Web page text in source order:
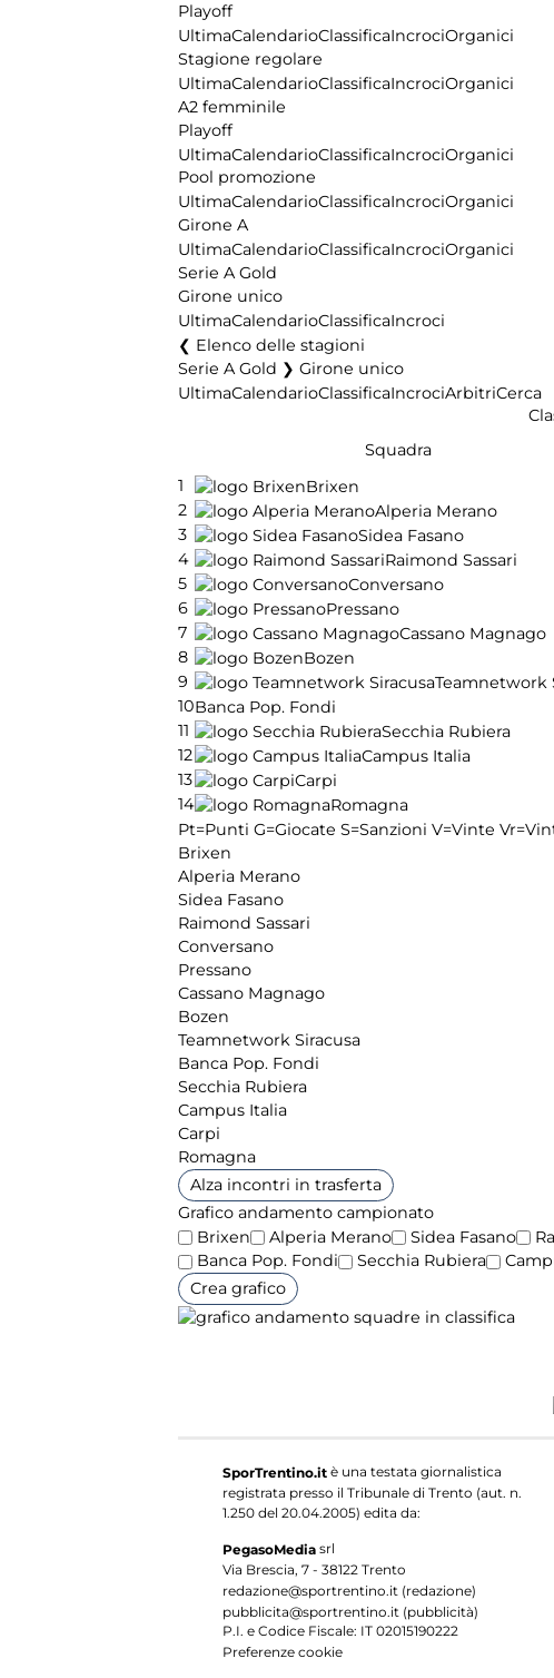
Playoff
UltimaCalendarioClassificaIncrociOrganici
Stagione regolare
UltimaCalendarioClassificaIncrociOrganici
A2 femminile
Playoff
UltimaCalendarioClassificaIncrociOrganici
Pool promozione
UltimaCalendarioClassificaIncrociOrganici
Girone A
UltimaCalendarioClassificaIncrociOrganici
Serie A Gold
Girone unico
UltimaCalendarioClassificaIncroci
Elenco delle stagioni
Serie A Gold ❯ Girone unico
UltimaCalendarioClassificaIncrociArbitriCerca
Squadra
1
Brixen
2
Alperia Merano
3
Sidea Fasano
4
Raimond Sassari
5
Conversano
6
Pressano
7
Cassano Magnago
8
Bozen
9
Teamnetwork
10Banca Pop. Fondi
11
Secchia Rubiera
12
Campus Italia
13
Carpi
14
Romagna
Pt=Punti G=Giocate S=Sanzioni V=Vinte
Brixen
Alperia Merano
Sidea Fasano
Raimond Sassari
Conversano
Pressano
Cassano Magnago
Bozen
Teamnetwork Siracusa
Banca Pop. Fondi
Secchia Rubiera
Campus Italia
Carpi
Romagna
Alza incontri in trasferta
Grafico andamento campionato
Brixen
Alperia Merano Sidea Fasano
Banca Pop. Fondi
Secchia Rubiera
Crea grafico
SporTrentino.it è una testata giornalistica
registrata presso il Tribunale di Trento (aut. n.
1.250 del 20.04.2005) edita da:
PegasoMedia srl
Via Brescia, 7 - 38122 Trento
redazione@sportrentino.it (redazione)
pubblicita@sportrentino.it (pubblicità)
P.I. e Codice Fiscale: IT 02015190222
Preferenze cookie